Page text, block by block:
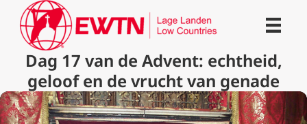
Dag 17 van de Advent: echtheid,
geloof en de vrucht van genade